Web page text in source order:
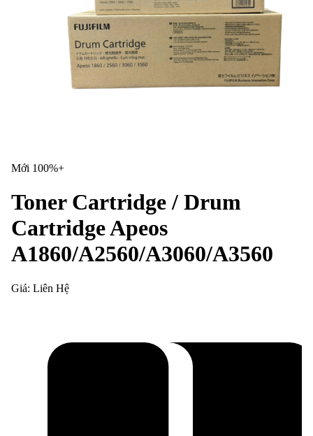
Mới 100%+
Toner Cartridge / Drum
Cartridge Apeos
A1860/A2560/A3060/A3560
Giá: Liên Hệ